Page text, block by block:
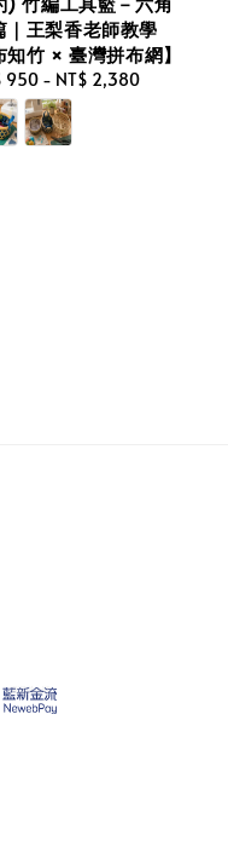
｜王梨香老師教學
知竹 × 臺灣拼布網】
950 - NT$ 2,380